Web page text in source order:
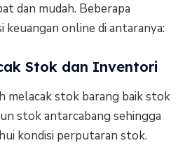
dan mudah. Beberapa
keuangan online di antaranya:
Stok dan Inventori
melacak stok barang baik stok
stok antarcabang sehingga
kondisi perputaran stok.